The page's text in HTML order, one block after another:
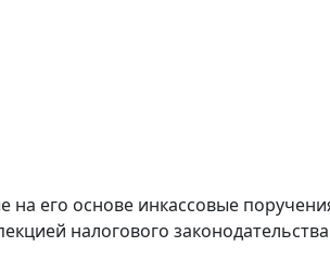
его основе инкассовые
налогового